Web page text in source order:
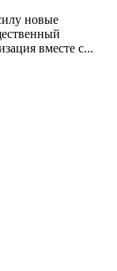
новые
вместе с...